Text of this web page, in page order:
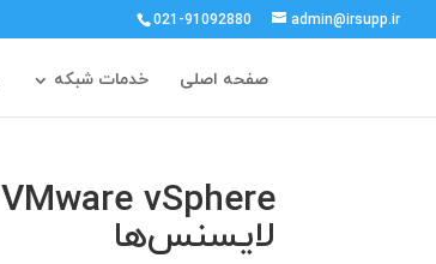
021-91092880 admin@irsupp.ir
صفحه اصلی خدمات شبکه
لایسنس‌ها